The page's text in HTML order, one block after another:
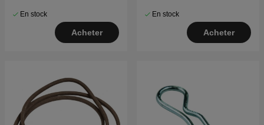
En stock
Acheter
En stock
Acheter